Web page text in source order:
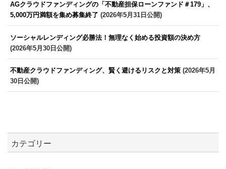
AGクラウドファンディングの「不動産担保ローンファンド＃179」、
5,000万円満額を集め募集終了 (2026年5月31日公開)
ソーシャルレンディング必勝法！無理なく始める投資額の決め方
(2026年5月30日公開)
不動産クラウドファンディング、賢く避けるリスクと対策 (2026年5月
30日公開)
カテゴリー